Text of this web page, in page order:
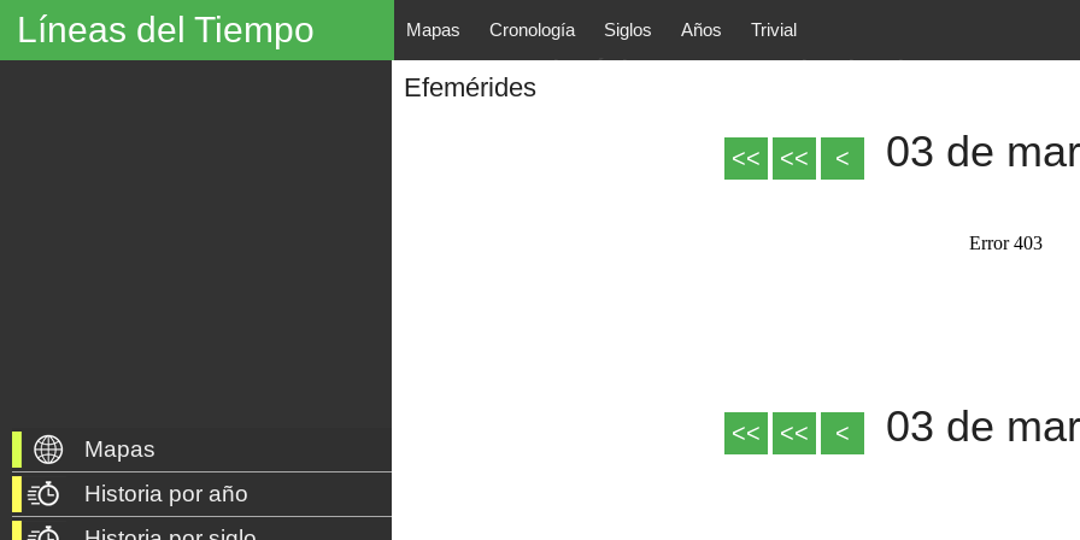
Líneas del Tiempo
Líneas del Tiempo, Mapas Históricos y principales
descubrimientos, exploraciones, política, arte, cultura, etc.) de la
Mapas Cronología Siglos Años Trivial
Efemérides
03 de
03 de
Mapas
Historia por año